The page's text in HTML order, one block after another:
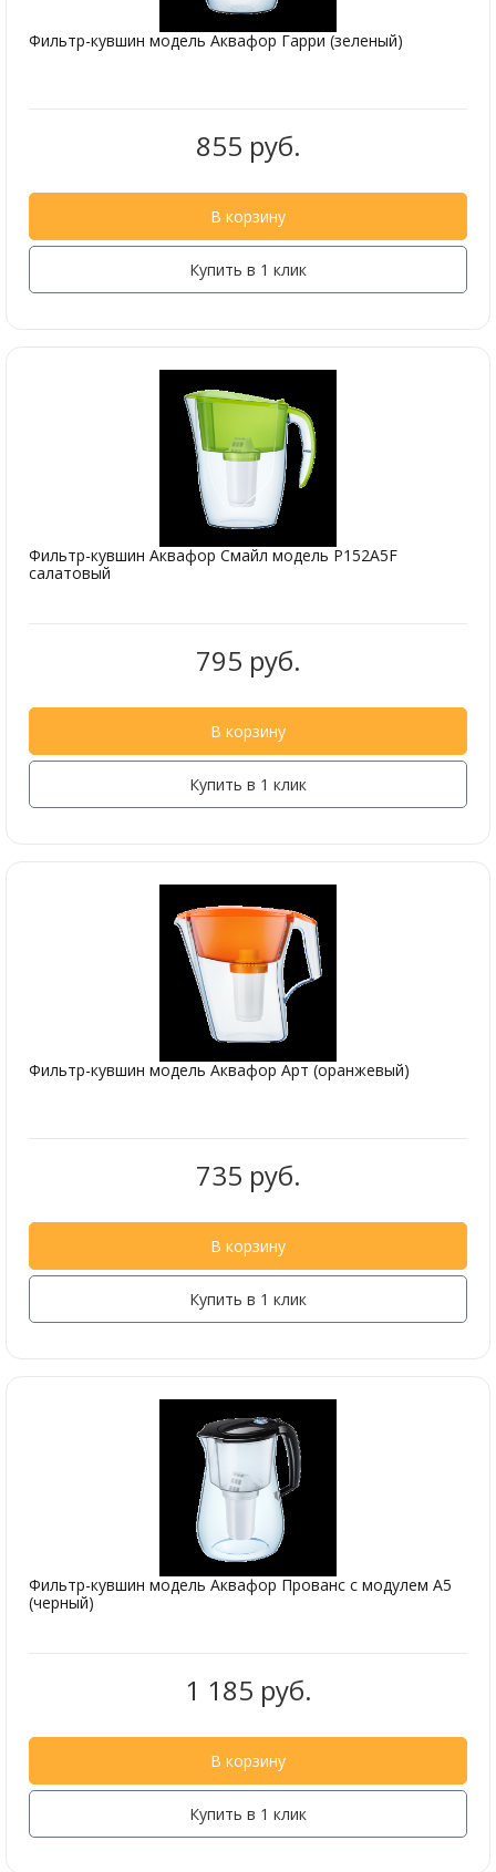
Фильтр-кувшин модель Аквафор Гарри (зеленый)
855 руб.
В корзину
Купить в 1 клик
Фильтр-кувшин Аквафор Смайл модель P152A5F
салатовый
795 руб.
В корзину
Купить в 1 клик
Фильтр-кувшин модель Аквафор Арт (оранжевый)
735 руб.
В корзину
Купить в 1 клик
Фильтр-кувшин модель Аквафор Прованс с модулем А5
(черный)
1 185 руб.
В корзину
Купить в 1 клик